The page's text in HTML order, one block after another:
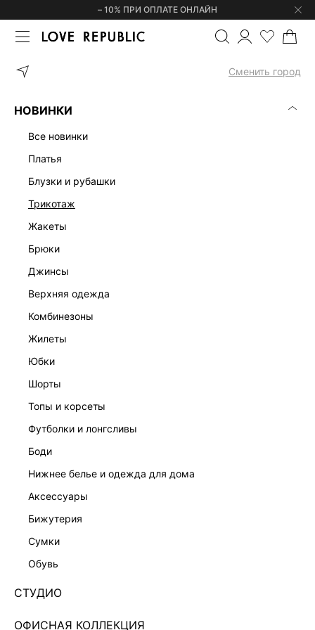
– 10% ПРИ ОПЛАТЕ ОНЛАЙН
Сменить город
НОВИНКИ
все новинки
платья
блузки и рубашки
трикотаж
жакеты
брюки
джинсы
верхняя одежда
комбинезоны
жилеты
юбки
шорты
топы и корсеты
футболки и лонгсливы
боди
нижнее белье и одежда для дома
аксессуары
бижутерия
сумки
обувь
СТУДИО
ОФИСНАЯ КОЛЛЕКЦИЯ
ГЛАВНАЯ БЛУЗКА ИЗ
ЭКСКЛЮЗИВНО ОНЛАЙН
БЛУЗКА ИЗ ВИСКОЗЫ С КУЛИСКАМИ 6151010331-
236
Нет в наличии